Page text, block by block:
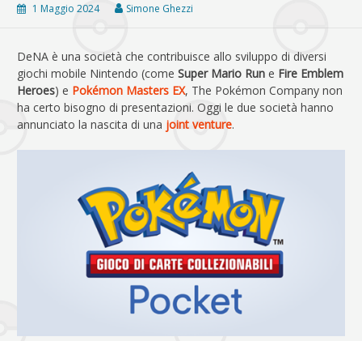
1 Maggio 2024 Simone Ghezzi
DeNA è una società che contribuisce allo sviluppo di diversi
giochi mobile Nintendo (come Super Mario Run e Fire Emblem
Heroes) e Pokémon Masters EX, The Pokémon Company non
ha certo bisogno di presentazioni. Oggi le due società hanno
annunciato la nascita di una joint venture.